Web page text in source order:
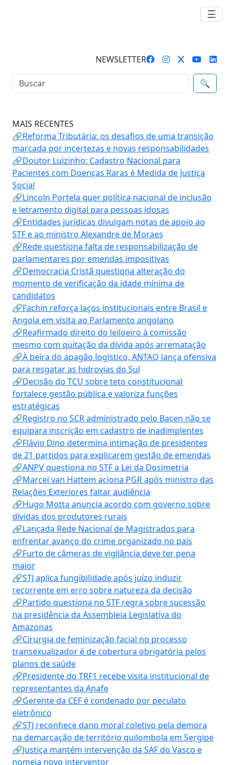
☰
NEWSLETTER
🔍
MAIS RECENTES
🔗Reforma Tributária: os desafios de uma transição
marcada por incertezas e novas responsabilidades
🔗Doutor Luizinho: Cadastro Nacional para
Pacientes com Doenças Raras é Medida de Justiça
Social
🔗Lincoln Portela quer política nacional de inclusão
e letramento digital para pessoas idosas
🔗Entidades jurídicas divulgam notas de apoio ao
STF e ao ministro Alexandre de Moraes
🔗Rede questiona falta de responsabilização de
parlamentares por emendas impositivas
🔗Democracia Cristã questiona alteração do
momento de verificação da idade mínima de
candidatos
🔗Fachin reforça laços institucionais entre Brasil e
Angola em visita ao Parlamento angolano
🔗Reafirmado direito do leiloeiro à comissão
mesmo com quitação da dívida após arrematação
🔗À beira do apagão logístico, ANTAQ lança ofensiva
para resgatar as hidrovias do Sul
🔗Decisão do TCU sobre teto constitucional
fortalece gestão pública e valoriza funções
estratégicas
🔗Registro no SCR administrado pelo Bacen não se
equipara inscrição em cadastro de inadimplentes
🔗Flávio Dino determina intimação de presidentes
de 21 partidos para explicarem gestão de emendas
🔗ANPV questiona no STF a Lei da Dosimetria
🔗Marcel van Hattem aciona PGR após ministro das
Relações Exteriores faltar audiência
🔗Hugo Motta anuncia acordo com governo sobre
dívidas dos produtores rurais
🔗Lançada Rede Nacional de Magistrados para
enfrentar avanço do crime organizado no país
🔗Furto de câmeras de vigilância deve ter pena
maior
🔗STJ aplica fungibilidade após juízo induzir
recorrente em erro sobre natureza da decisão
🔗Partido questiona no STF regra sobre sucessão
na presidência da Assembleia Legislativa do
Amazonas
🔗Cirurgia de feminização facial no processo
transexualizador é de cobertura obrigatória pelos
planos de saúde
🔗Presidente do TRF1 recebe visita institucional de
representantes da Anafe
🔗Gerente da CEF é condenado por peculato
eletrônico
🔗STJ reconhece dano moral coletivo pela demora
na demarcação de território quilombola em Sergipe
🔗Justiça mantém intervenção da SAF do Vasco e
nomeia novo interventor